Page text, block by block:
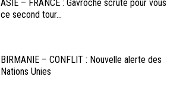
ASIE – FRANCE : Gavroche scrute pour vous
ce second tour...
BIRMANIE – CONFLIT : Nouvelle alerte des
Nations Unies